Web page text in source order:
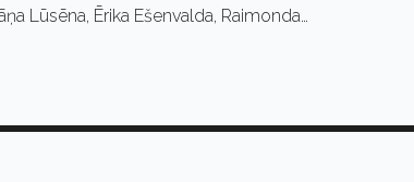
Lūsēna, Ērika Ešenvalda, Raimonda…